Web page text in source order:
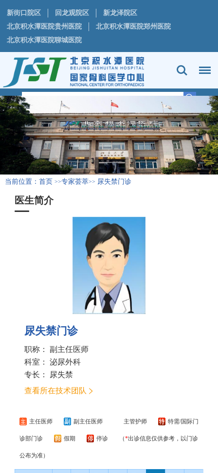
新街口院区 回龙观院区
新龙泽院区
北京积水潭医院贵州医院
北京积水潭医院郑州医院
北京积水潭医院聊城医院
当前位置： 首页 >>专家荟萃>> 尿失禁门诊
医生简介
尿失禁门诊
职称： 副主任医师
科室： 泌尿外科
专长： 尿失禁
查看所在技术团队
主任医师 副主任医师 主管护师 特需/国际门
诊部门诊 假期 停诊 （*出诊信息仅供参考，以门诊
公布为准）